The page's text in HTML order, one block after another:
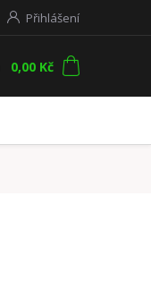
Přihlášení
0,00 Kč